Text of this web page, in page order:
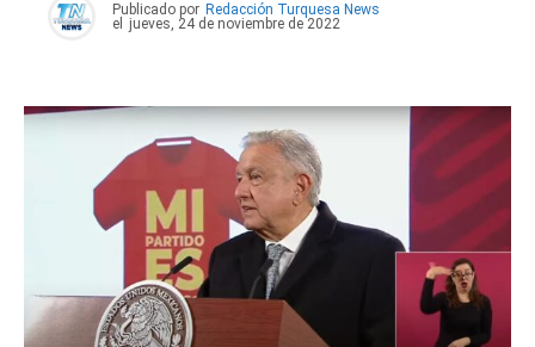
Publicado por Redacción Turquesa News
el
jueves, 24 de noviembre de 2022